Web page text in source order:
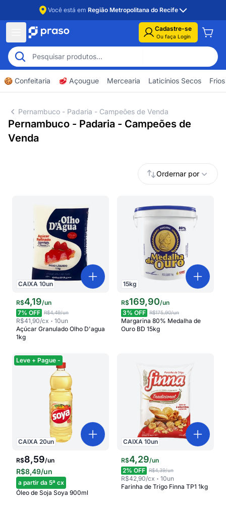
Você está em Região Metropolitana do Recife
Cadastre-se
Ou faça Login
🍪 Confeitaria 🥩 Açougue Mercearia Laticínios Secos
Pernambuco - Padaria - Campeões de Venda
Pernambuco - Padaria - Campeões de
Venda
Ordernar por
CAIXA 10un
R$4,19/un
7% OFF R$4,49/un
R$41,90/cx 10un
Açúcar Granulado Olho D'agua
1kg
15kg
R$169,90/un
3% OFF R$175,90/un
Margarina 80% Medalha de
Ouro BD 15kg
CAIXA 20un
Leve + Pague -
R$8,59/un
R$8,49/un
a partir da 5ª cx
Óleo de Soja Soya 900ml
CAIXA 10un
R$4,29/un
2% OFF R$4,39/un
R$42,90/cx 10un
Farinha de Trigo Finna TP1 1kg